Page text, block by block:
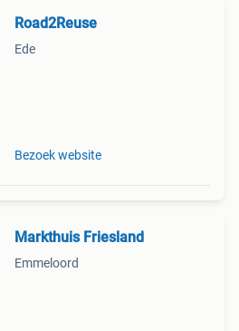
Road2Reuse
Ede
Bezoek website
Markthuis Friesland
Emmeloord